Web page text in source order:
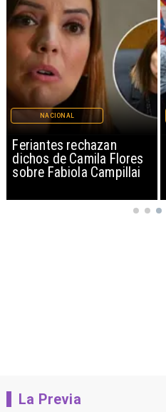
Feriantes rechazan
dichos de Camila Flores
sobre Fabiola Campillai
NACIONAL
La Previa